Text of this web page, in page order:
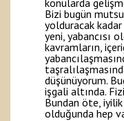
konularda
Bizi bugün
yolduracak
yeni, yabancısı
kavramların,
düşünüyorum.
işgali altında.
Bundan öte,
olduğunda hep